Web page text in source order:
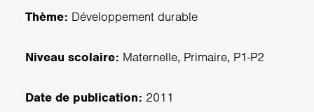
Thème: Développement durable
Niveau scolaire: Maternelle, Primaire, P1-P2
Date de publication: 2011